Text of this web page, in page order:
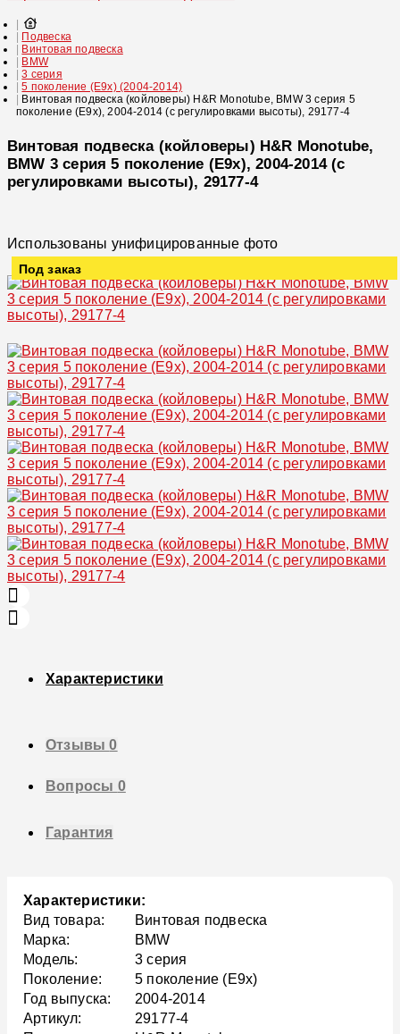
Подвеска
Винтовая подвеска
BMW
3 серия
5 поколение (E9x) (2004-2014)
Винтовая подвеска (койловеры) H&R Monotube, BMW 3 серия 5
поколение (E9x), 2004-2014 (с регулировками высоты), 29177-4
Винтовая подвеска (койловеры) H&R Monotube,
BMW 3 серия 5 поколение (E9x), 2004-2014 (с
регулировками высоты), 29177-4
Использованы унифицированные фото
Под заказ
Характеристики
Отзывы0
Вопросы 0
Гарантия
Характеристики:
Вид товара:
Винтовая подвеска
Марка:
BMW
Модель:
3 серия
Поколение:
5 поколение (E9x)
Год выпуска:
2004-2014
Артикул:
29177-4